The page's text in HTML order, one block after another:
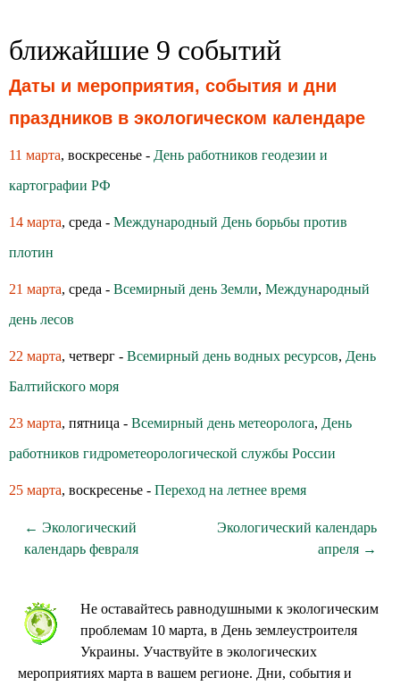
ближайшие 9 событий
Даты и мероприятия, события и дни
праздников в экологическом календаре
11 марта, воскресенье - День работников геодезии и
картографии РФ
14 марта, среда - Международный День борьбы против
плотин
21 марта, среда - Всемирный день Земли, Международный
день лесов
22 марта, четверг - Всемирный день водных ресурсов, День
Балтийского моря
23 марта, пятница - Всемирный день метеоролога, День
работников гидрометеорологической службы России
25 марта, воскресенье - Переход на летнее время
← Экологический
календарь февраля
Экологический календарь
апреля →
Не оставайтесь равнодушными к экологическим
проблемам 10 марта, в День землеустроителя
Украины. Участвуйте в экологических
мероприятиях марта в вашем регионе. Дни, события и